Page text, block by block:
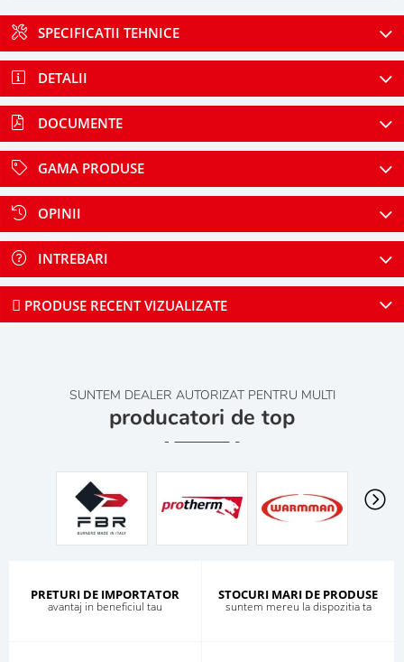
SPECIFICATII TEHNICE
DETALII
DOCUMENTE
GAMA PRODUSE
OPINII
INTREBARI
PRODUSE RECENT VIZUALIZATE
SUNTEM DEALER AUTORIZAT PENTRU MULTI
producatori de top
PRETURI DE IMPORTATOR
avantaj in beneficiul tau
STOCURI MARI DE PRODUSE
suntem mereu la dispozitia ta